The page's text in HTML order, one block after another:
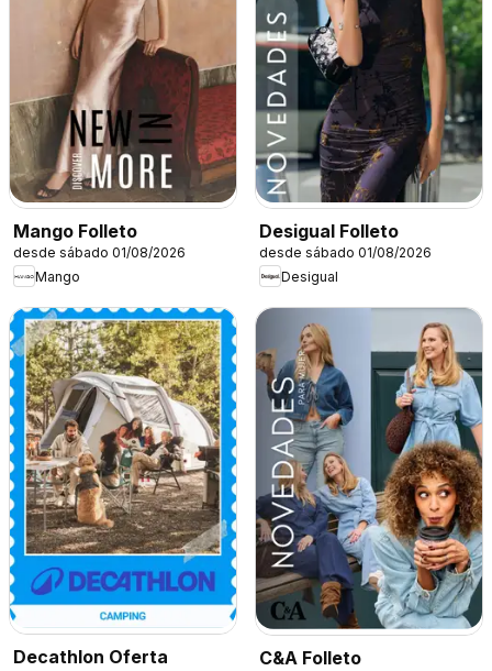
Mango Folleto
desde sábado 01/08/2026
Mango
Desigual Folleto
desde sábado 01/08/2026
Desigual
Decathlon Oferta
C&A Folleto